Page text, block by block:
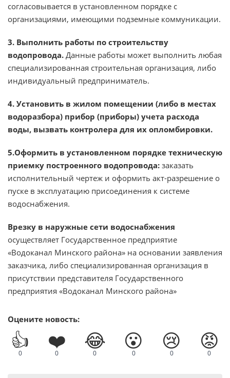
согласовывается в установленном порядке с
организациями, имеющими подземные коммуникации.
3. Выполнить работы по строительству
водопровода. Данные работы может выполнить любая
специализированная строительная организация, либо
индивидуальный предприниматель.
4. Установить в жилом помещении (либо в местах
водоразбора) прибор (приборы) учета расхода
воды, вызвать контролера для их опломбировки.
5.Оформить в установленном порядке техническую
приемку построенного водопровода: заказать
исполнительный чертеж и оформить акт-разрешение о
пуске в эксплуатацию присоединения к системе
водоснабжения.
Врезку в наружные сети водоснабжения
осуществляет Государственное предприятие
«Водоканал Минского района» на основании заявления
заказчика, либо специализированная организация в
присутствии представителя Государственного
предприятия «Водоканал Минского района»
Оцените новость:
👍
0
❤️
0
😂
0
😮
0
😢
0
😡
0